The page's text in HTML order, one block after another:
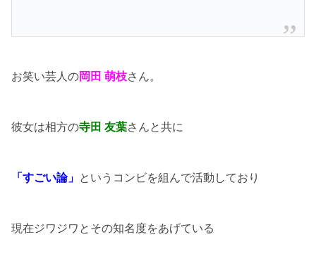
お笑い芸人の岡田 萌枝さん。
彼女は相方の寺田 友葉さんと共に
「すごい論」 というコンビを組んで活動しており
現在ジワジワとその知名度をあげている